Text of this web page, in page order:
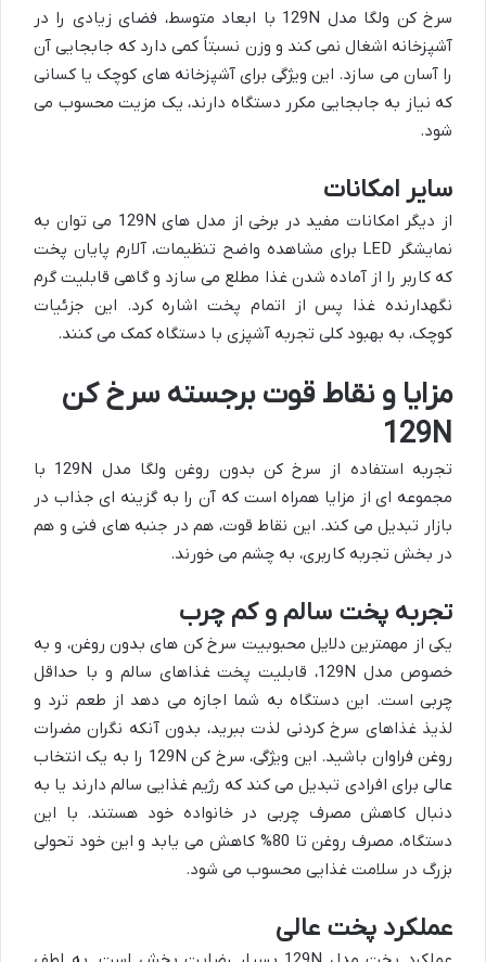
سرخ کن ولگا مدل 129N با ابعاد متوسط، فضای زیادی را در
آشپزخانه اشغال نمی کند و وزن نسبتاً کمی دارد که جابجایی آن
را آسان می سازد. این ویژگی برای آشپزخانه های کوچک یا کسانی
که نیاز به جابجایی مکرر دستگاه دارند، یک مزیت محسوب می
شود.
سایر امکانات
از دیگر امکانات مفید در برخی از مدل های 129N می توان به
نمایشگر LED برای مشاهده واضح تنظیمات، آلارم پایان پخت
که کاربر را از آماده شدن غذا مطلع می سازد و گاهی قابلیت گرم
نگهدارنده غذا پس از اتمام پخت اشاره کرد. این جزئیات
کوچک، به بهبود کلی تجربه آشپزی با دستگاه کمک می کنند.
مزایا و نقاط قوت برجسته سرخ کن
129N
تجربه استفاده از سرخ کن بدون روغن ولگا مدل 129N با
مجموعه ای از مزایا همراه است که آن را به گزینه ای جذاب در
بازار تبدیل می کند. این نقاط قوت، هم در جنبه های فنی و هم
در بخش تجربه کاربری، به چشم می خورند.
تجربه پخت سالم و کم چرب
یکی از مهمترین دلایل محبوبیت سرخ کن های بدون روغن، و به
خصوص مدل 129N، قابلیت پخت غذاهای سالم و با حداقل
چربی است. این دستگاه به شما اجازه می دهد از طعم ترد و
لذیذ غذاهای سرخ کردنی لذت ببرید، بدون آنکه نگران مضرات
روغن فراوان باشید. این ویژگی، سرخ کن 129N را به یک انتخاب
عالی برای افرادی تبدیل می کند که رژیم غذایی سالم دارند یا به
دنبال کاهش مصرف چربی در خانواده خود هستند. با این
دستگاه، مصرف روغن تا 80% کاهش می یابد و این خود تحولی
بزرگ در سلامت غذایی محسوب می شود.
عملکرد پخت عالی